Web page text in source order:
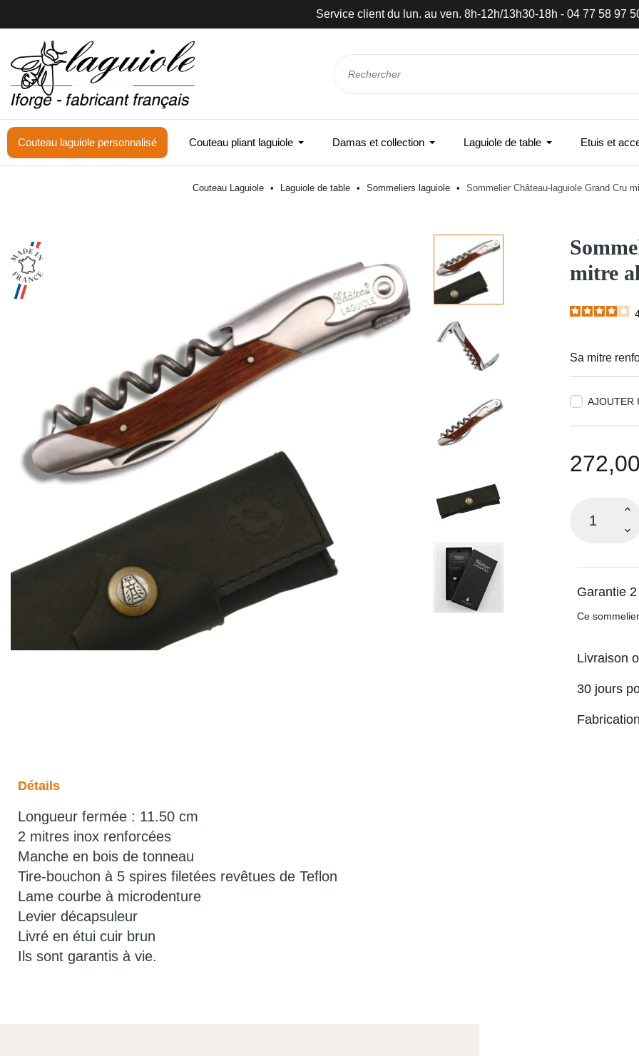
Service client du lun. au ven. 8h-12h/13h30-18h - 04 77 58 97
Couteau laguiole personnalisé Couteau pliant laguiole Damas et collection Laguiole de table Etuis et
Couteau Laguiole Laguiole de table Sommeliers laguiole Sommelier Château-laguiole Grand Cru
mitre
Sa mitre
AJOUTER
Garantie
Ce
Livraison
30 jours
Détails
Longueur fermée : 11.50 cm
2 mitres inox renforcées
Manche en bois de tonneau
Tire-bouchon à 5 spires filetées revêtues de Teflon
Lame courbe à microdenture
Levier décapsuleur
Livré en étui cuir brun
Ils sont garantis à vie.